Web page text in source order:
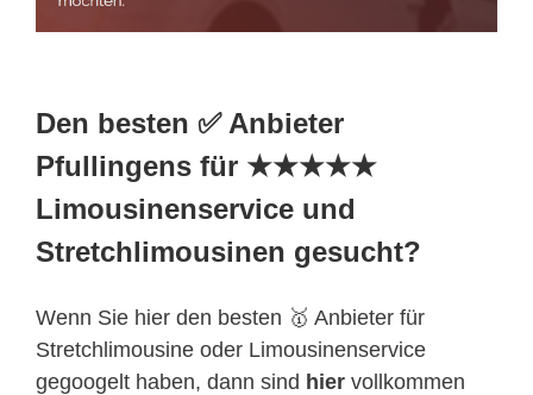
Den besten ✅ Anbieter
Pfullingens für ★★★★★
Limousinenservice und
Stretchlimousinen gesucht?
Wenn Sie hier den besten 🥇 Anbieter für
Stretchlimousine oder Limousinenservice
gegoogelt haben, dann sind hier vollkommen